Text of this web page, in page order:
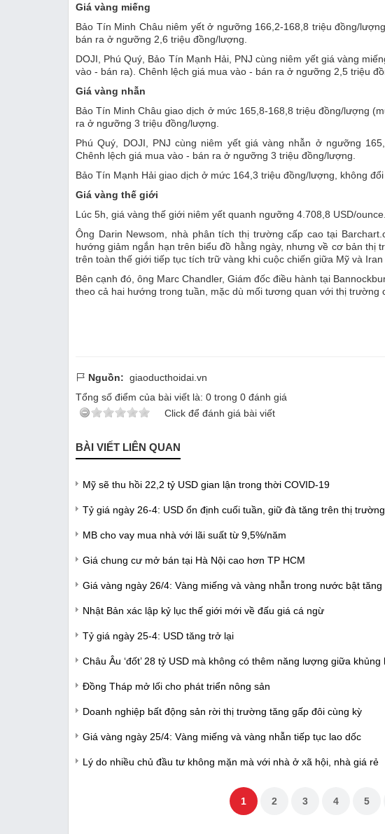
Giá vàng miếng
Bảo Tín Minh Châu niêm yết ở ngưỡng 166,2-168,8 triệu đồng/
bán ra ở ngưỡng 2,6 triệu đồng/lượng.
DOJI, Phú Quý, Bảo Tín Mạnh Hải, PNJ cùng niêm yết giá vàng
vào - bán ra). Chênh lệch giá mua vào - bán ra ở ngưỡng 2,5 triệu
Giá vàng nhẫn
Bảo Tín Minh Châu giao dịch ở mức 165,8-168,8 triệu đồng/lượng
ra ở ngưỡng 3 triệu đồng/lượng.
Phú Quý, DOJI, PNJ cùng niêm yết giá vàng nhẫn ở ngưỡng
Chênh lệch giá mua vào - bán ra ở ngưỡng 3 triệu đồng/lượng.
Bảo Tín Mạnh Hải giao dịch ở mức 164,3 triệu đồng/lượng, không đổi
Giá vàng thế giới
Lúc 5h, giá vàng thế giới niêm yết quanh ngưỡng 4.708,8 USD/ounce.
Ông Darin Newsom, nhà phân tích thị trường cấp cao tại
hướng giảm ngắn hạn trên biểu đồ hằng ngày, nhưng về cơ bản thị
trên toàn thế giới tiếp tục tích trữ vàng khi cuộc chiến giữa Mỹ và Iran
Bên cạnh đó, ông Marc Chandler, Giám đốc điều hành tại
theo cả hai hướng trong tuần, mặc dù mối tương quan với thị trường
Nguồn: giaoducthoidai.vn
Tổng số điểm của bài viết là: 0 trong 0 đánh giá
Click để đánh giá bài viết
BÀI VIẾT LIÊN QUAN
Mỹ sẽ thu hồi 22,2 tỷ USD gian lận trong thời COVID-19
Tỷ giá ngày 26-4: USD ổn định cuối tuần, giữ đà tăng trên thị
MB cho vay mua nhà với lãi suất từ 9,5%/năm
Giá chung cư mở bán tại Hà Nội cao hơn TP HCM
Giá vàng ngày 26/4: Vàng miếng và vàng nhẫn trong nước bật tăng
Nhật Bản xác lập kỷ lục thế giới mới về đấu giá cá ngừ
Tỷ giá ngày 25-4: USD tăng trở lại
Châu Âu ‘đốt’ 28 tỷ USD mà không có thêm năng lượng giữa khủng
Đồng Tháp mở lối cho phát triển nông sản
Doanh nghiệp bất động sản rời thị trường tăng gấp đôi cùng kỳ
Giá vàng ngày 25/4: Vàng miếng và vàng nhẫn tiếp tục lao dốc
Lý do nhiều chủ đầu tư không mặn mà với nhà ở xã hội, nhà giá rẻ
1 2 3 4 5